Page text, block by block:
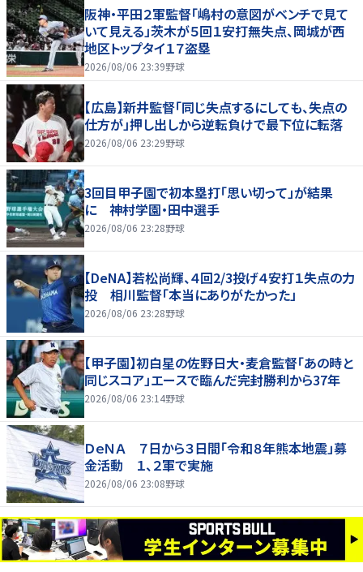
阪神・平田２軍監督「嶋村の意図がベンチで見て
いて見える」茨木が５回１安打無失点、岡城が西
地区トップタイ１７盗塁
2026/08/06 23:39野球
【広島】新井監督「同じ失点するにしても、失点の
仕方が」押し出しから逆転負けで最下位に転落
2026/08/06 23:29野球
3回目甲子園で初本塁打「思い切って」が結果
に 神村学園・田中選手
2026/08/06 23:28野球
【DeNA】若松尚輝、４回2/3投げ４安打１失点の力
投 相川監督「本当にありがたかった」
2026/08/06 23:28野球
【甲子園】初白星の佐野日大・麦倉監督「あの時と
同じスコア」エースで臨んだ完封勝利から37年
2026/08/06 23:14野球
ＤｅＮＡ ７日から３日間「令和８年熊本地震」募
金活動 １、２軍で実施
2026/08/06 23:08野球